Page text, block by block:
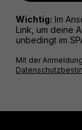
Wichtig: Im
Link, um deine
unbedingt im
Mit der